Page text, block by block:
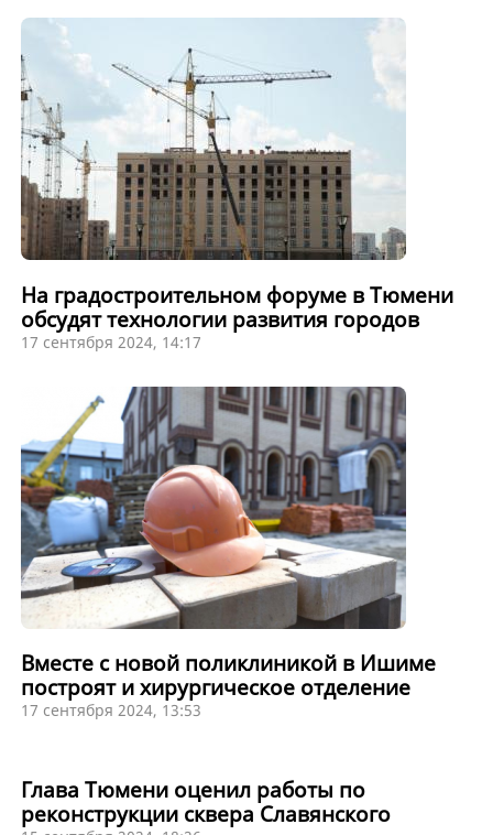
На градостроительном форуме в Тюмени
обсудят технологии развития городов
17 сентября 2024, 14:17
Вместе с новой поликлиникой в Ишиме
построят и хирургическое отделение
17 сентября 2024, 13:53
Глава Тюмени оценил работы по
реконструкции сквера Славянского